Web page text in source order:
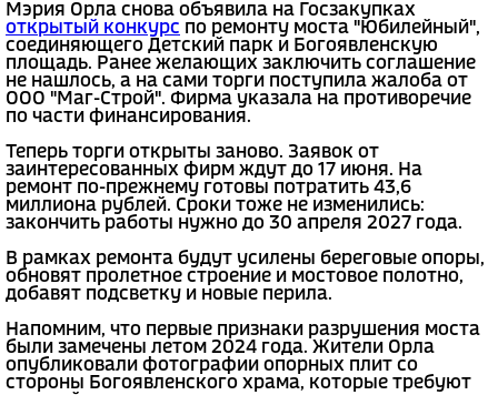
Мэрия Орла снова объявила на Госзакупках
открытый конкурс по ремонту моста "Юбилейный",
соединяющего Детский парк и Богоявленскую
площадь. Ранее желающих заключить соглашение
не нашлось, а на сами торги поступила жалоба от
ООО "Маг-Строй". Фирма указала на противоречие
по части финансирования.
Теперь торги открыты заново. Заявок от
заинтересованных фирм ждут до 17 июня. На
ремонт по-прежнему готовы потратить 43,6
миллиона рублей. Сроки тоже не изменились:
закончить работы нужно до 30 апреля 2027 года.
В рамках ремонта будут усилены береговые опоры,
обновят пролетное строение и мостовое полотно,
добавят подсветку и новые перила.
Напомним, что первые признаки разрушения моста
были замечены летом 2024 года. Жители Орла
опубликовали фотографии опорных плит со
стороны Богоявленского храма, которые требуют